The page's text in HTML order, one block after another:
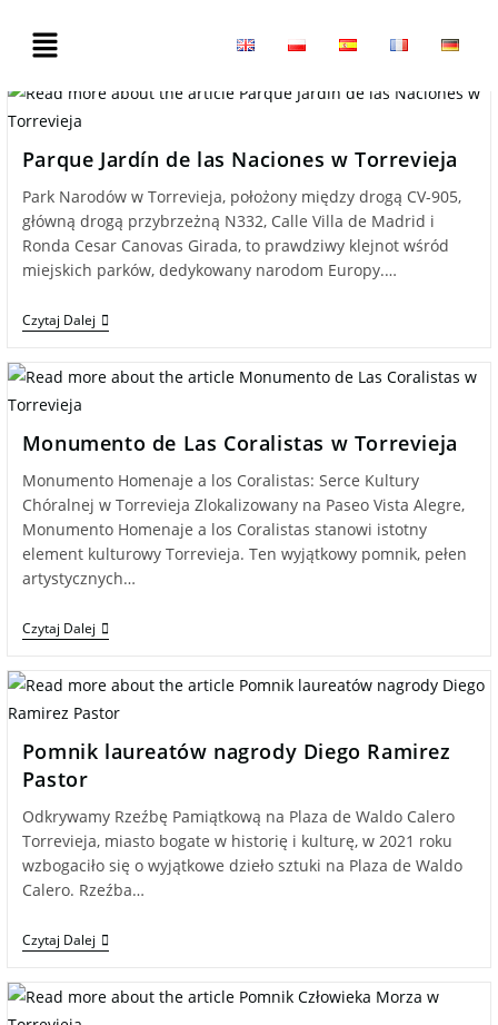
Parque Jardín de las Naciones w Torrevieja
Park Narodów w Torrevieja, położony między drogą CV-905,
główną drogą przybrzeżną N332, Calle Villa de Madrid i
Ronda Cesar Canovas Girada, to prawdziwy klejnot wśród
miejskich parków, dedykowany narodom Europy.…
Czytaj Dalej
Monumento de Las Coralistas w Torrevieja
Monumento Homenaje a los Coralistas: Serce Kultury
Chóralnej w Torrevieja Zlokalizowany na Paseo Vista Alegre,
Monumento Homenaje a los Coralistas stanowi istotny
element kulturowy Torrevieja. Ten wyjątkowy pomnik, pełen
artystycznych…
Czytaj Dalej
Pomnik laureatów nagrody Diego Ramirez
Pastor
Odkrywamy Rzeźbę Pamiątkową na Plaza de Waldo Calero
Torrevieja, miasto bogate w historię i kulturę, w 2021 roku
wzbogaciło się o wyjątkowe dzieło sztuki na Plaza de Waldo
Calero. Rzeźba…
Czytaj Dalej